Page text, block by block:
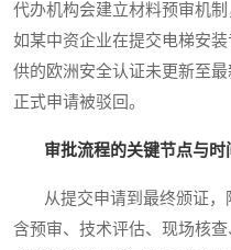
代办机构会建立材料预审机
如某中资企业在提交电梯安
供的欧洲安全认证未更新至
正式申请被驳回。
审批流程的关键节点与时
从提交申请到最终颁证，
含预审、技术评估、现场核